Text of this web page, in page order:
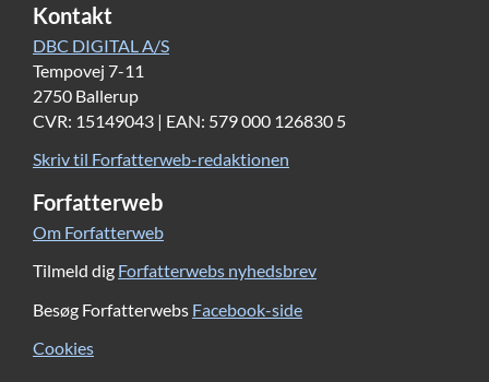
Kontakt
DBC DIGITAL A/S
Tempovej 7-11
2750 Ballerup
CVR: 15149043 | EAN: 579 000 126830 5
Skriv til Forfatterweb-redaktionen
Forfatterweb
Om Forfatterweb
Tilmeld dig Forfatterwebs nyhedsbrev
Besøg Forfatterwebs Facebook-side
Cookies